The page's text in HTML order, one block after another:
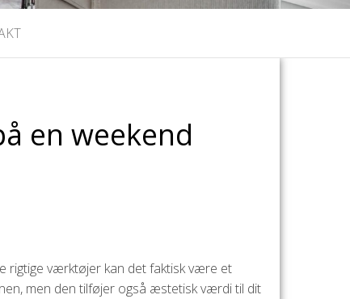
en weekend
rigtige værktøjer kan det faktisk være et
men den tilføjer også æstetisk værdi til dit